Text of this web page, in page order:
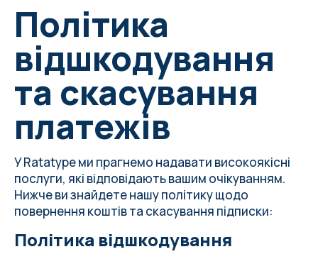
Політика
відшкодування
та скасування
платежів
У Ratatype ми прагнемо надавати високоякісні
послуги, які відповідають вашим очікуванням.
Нижче ви знайдете нашу політику щодо
повернення коштів та скасування підписки:
Політика відшкодування